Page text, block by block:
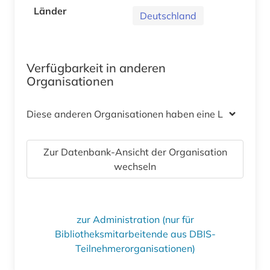
Länder Deutschland
Verfügbarkeit in anderen
Organisationen
Diese anderen Organisationen haben eine Lizenz
Zur Datenbank-Ansicht der Organisation
wechseln
zur Administration (nur für
Bibliotheksmitarbeitende aus DBIS-
Teilnehmerorganisationen)